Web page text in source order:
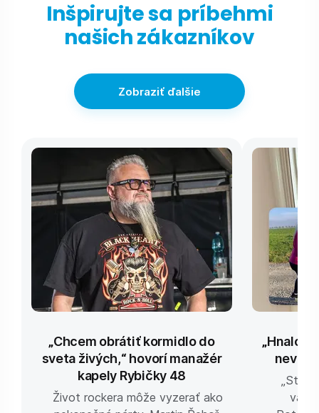
Inšpirujte sa príbehmi
našich zákazníkov
Zobraziť ďalšie
„Chcem obrátiť kormidlo do
sveta živých,“ hovorí manažér
kapely Rybičky 48
Život rockera môže vyzerať ako
„Hnalo